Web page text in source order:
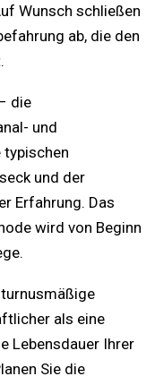
Wunsch schließen
ab, die den
die
und
typischen
und der
Erfahrung. Das
wird von Beginn
als eine
Lebensdauer Ihrer
Sie die